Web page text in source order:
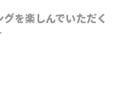
を楽しんでいただく